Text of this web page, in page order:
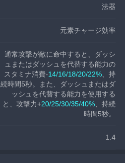
法器
元素チャージ効率
通常攻撃が敵に命中すると、ダッシ
ュまたはダッシュを代替する能力の
スタミナ消費-14/16/18/20/22% 、持
続時間5秒。また、ダッシュまたはダ
ッシュを代替する能力を使用する
と、攻撃力+20/25/30/35/40% 、持続
時間5秒。
1.4